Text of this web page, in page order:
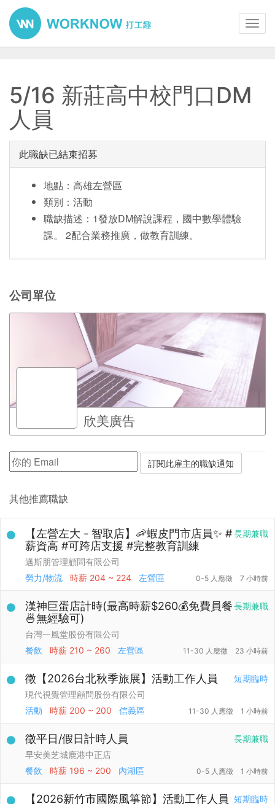
5/16 新莊高中校門口DM
人員
此職缺已結束招募
地點：高雄左營區
類別：活動
職缺描述：1發放DM解說課程，國中數學體驗
課。 2配合業務推廣，做教育訓練。
公司單位
欣美廣告
其他推薦職缺
長期兼職
【左營左大 - 智取店】🦐蝦皮門市店員✨ #
薪資高 #可跨店支援 #完整教育訓練
邁斯朋管理顧問有限公司
勞力/物流
時薪 204 ~ 224 左營區 0-5 人應徵 7 小時前
長期兼職
漢神巨蛋店計時(最高時薪$260💰免費員餐
🍜無經驗可)
台灣一風堂股份有限公司
餐飲
時薪 210 ~ 260 左營區 11-30 人應徵 23 小時前
短期臨時
徵【2026台北秋季旅展】活動工作人員
現代視覺管理顧問股份有限公司
活動
時薪 200 ~ 200 信義區 11-30 人應徵 1 小時前
長期兼職
徵平日/假日計時人員
早安美芝城鹿港中正店
餐飲
時薪 196 ~ 200 內湖區 0-5 人應徵 1 小時前
短期臨時
【2026新竹市國際風箏節】活動工作人員